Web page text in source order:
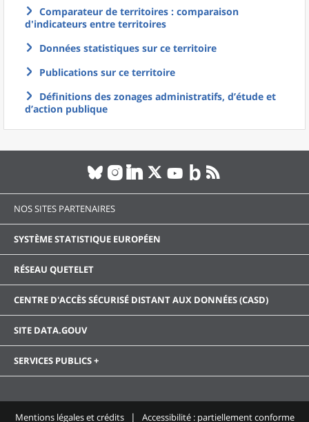
Comparateur de territoires : comparaison
d'indicateurs entre territoires
Données statistiques sur ce territoire
Publications sur ce territoire
Définitions des zonages administratifs, d’étude et
d’action publique
NOS SITES PARTENAIRES
SYSTÈME STATISTIQUE EUROPÉEN
RÉSEAU QUETELET
CENTRE D'ACCÈS SÉCURISÉ DISTANT AUX DONNÉES (CASD)
SITE DATA.GOUV
SERVICES PUBLICS +
Mentions légales et crédits Accessibilité : partiellement conforme